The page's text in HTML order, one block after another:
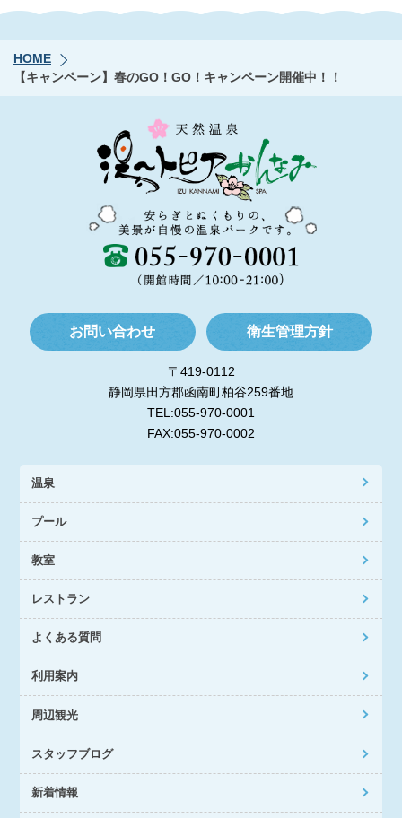
HOME
【キャンペーン】春のGO！GO！キャンペーン開催中！！
お問い合わせ 衛生管理方針
〒419-0112
静岡県田方郡函南町柏谷259番地
TEL:055-970-0001
FAX:055-970-0002
温泉
プール
教室
レストラン
よくある質問
利用案内
周辺観光
スタッフブログ
新着情報